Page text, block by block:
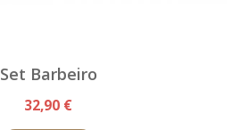
Set Barbeiro
32,90 €